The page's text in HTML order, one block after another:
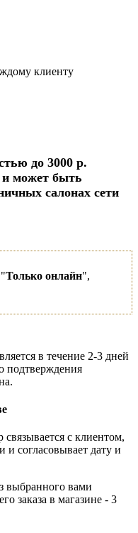
клиенту
до 3000 р.
и может быть
салонах сети
Только онлайн",
в течение 2-3 дней
подтверждения
с клиентом,
и согласовывает дату и
выбранного вами
заказа в магазине - 3